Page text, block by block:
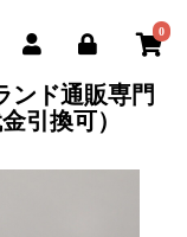
0
ンド通販専門
引換可）